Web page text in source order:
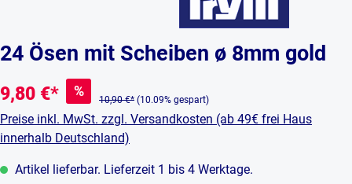
24 Ösen mit Scheiben ø 8mm gold
9,80 €* %
10,90 €* (10.09% gespart)
Preise inkl. MwSt. zzgl. Versandkosten (ab 49€ frei Haus
innerhalb Deutschland)
Artikel lieferbar. Lieferzeit 1 bis 4 Werktage.